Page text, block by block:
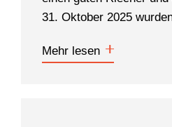
31. Oktober 2025
Mehr lesen